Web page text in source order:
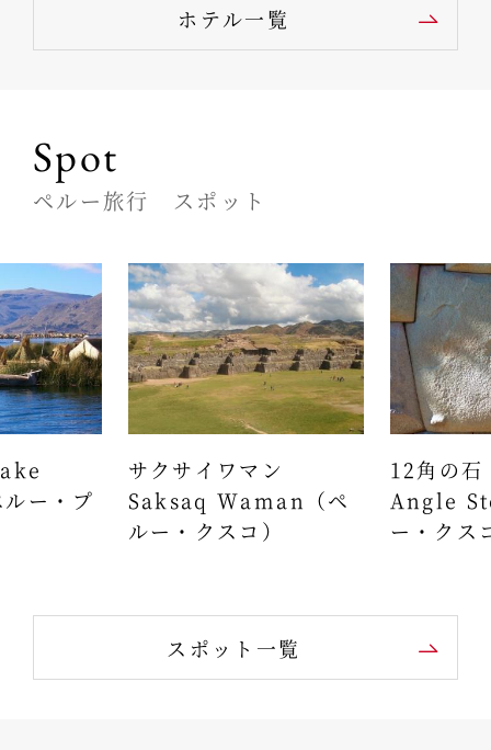
ホテル一覧
Spot
ペルー旅行 スポット
ー・プ
サクサイワマン
Saksaq Waman（ペ
ルー・クスコ）
12角の
Angle
ー・クス
スポット一覧